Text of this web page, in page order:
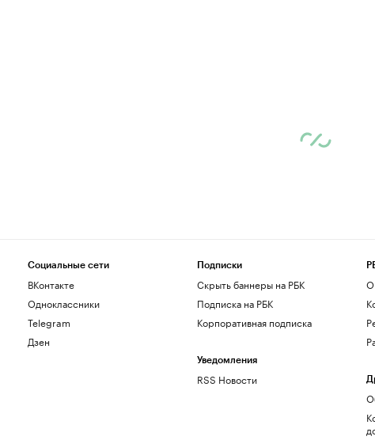
Социальные сети
ВКонтакте
Одноклассники
Telegram
Дзен
Подписки
Скрыть баннеры на РБК
Подписка на РБК
Корпоративная подписка
Уведомления
RSS Новости
О